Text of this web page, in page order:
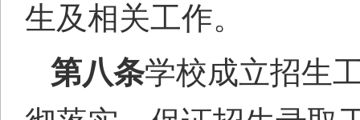
生及相关工作。
第八条学校成立招生